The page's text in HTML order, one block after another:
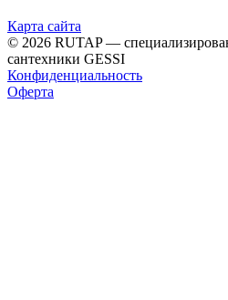
Карта сайта
© 2026 RUTAP —
сантехники GESSI
Конфиденциальность
Оферта